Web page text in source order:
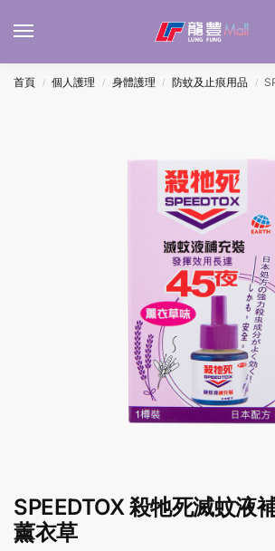
首頁 / 個人護理 / 身體護理 / 防蚊及止痕用品 /
SPEEDTOX 殺牠死滅蚊液
薰衣草